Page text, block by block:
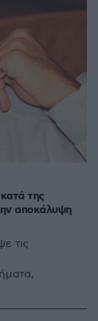
της
αποκάλυψη
τις